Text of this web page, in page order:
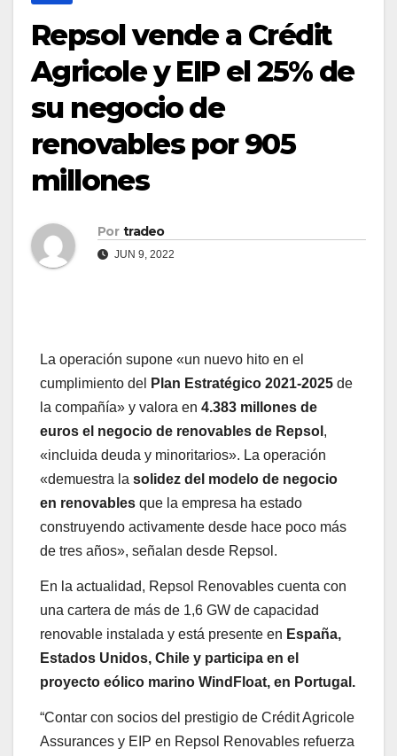
Repsol vende a Crédit
Agricole y EIP el 25% de
su negocio de
renovables por 905
millones
Por tradeo
JUN 9, 2022
La operación supone «un nuevo hito en el
cumplimiento del
Plan Estratégico 2021-2025 de
la compañía» y valora en 4.383 millones de
euros el negocio de renovables de Repsol ,
«incluida deuda y minoritarios». La operación
«demuestra la solidez del modelo de negocio
en renovables que la empresa ha estado
construyendo activamente desde hace poco más
de tres años», señalan desde Repsol.
En la actualidad, Repsol Renovables cuenta con
una cartera de más de 1,6 GW de capacidad
renovable instalada y está presente en España,
Estados Unidos, Chile y participa en el
proyecto eólico marino WindFloat, en Portugal.
“Contar con socios del prestigio de Crédit Agricole
Assurances y EIP en Repsol Renovables refuerza